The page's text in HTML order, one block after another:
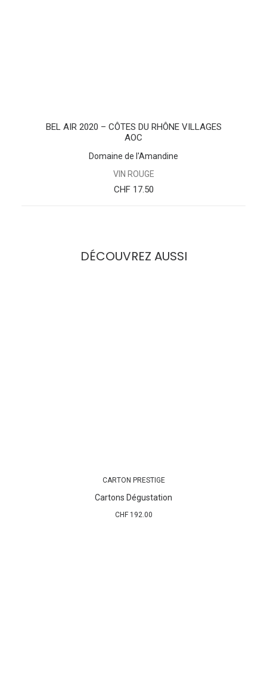
BEL AIR 2020 – CÔTES DU RHÔNE VILLAGES
AOC
Domaine de l'Amandine
VIN ROUGE
CHF17.50
DÉCOUVREZ AUSSI
CARTON PRESTIGE
Cartons Dégustation
CHF192.00